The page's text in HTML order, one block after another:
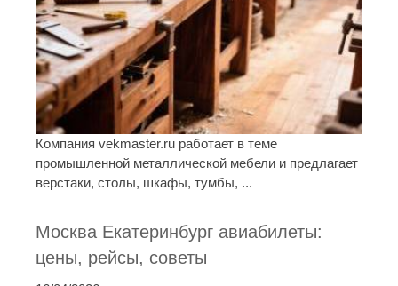
Компания vekmaster.ru работает в теме
промышленной металлической мебели и предлагает
верстаки, столы, шкафы, тумбы, ...
Москва Екатеринбург авиабилеты:
цены, рейсы, советы